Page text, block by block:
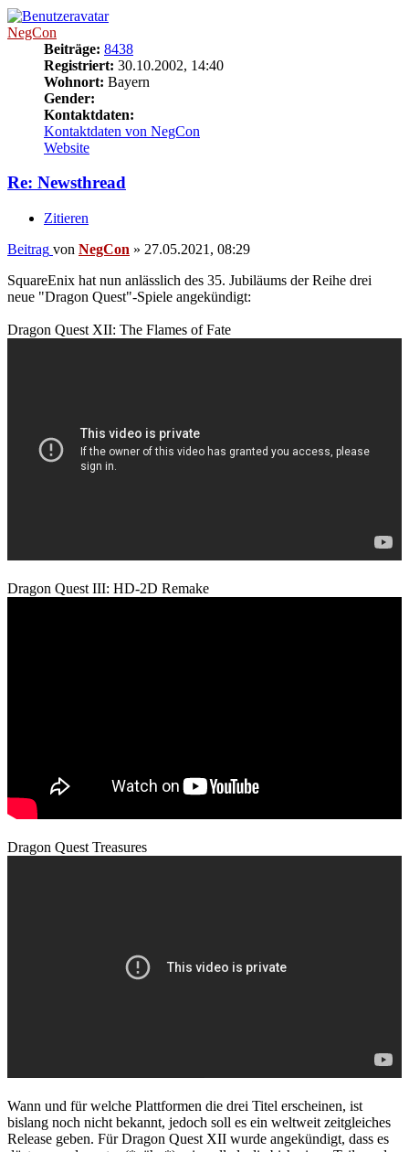
NegCon
Beiträge: 8438
Registriert: 30.10.2002, 14:40
Wohnort: Bayern
Gender:
Kontaktdaten:
Kontaktdaten von NegCon
Website
Re: Newsthread
Zitieren
Beitrag von NegCon » 27.05.2021, 08:29
SquareEnix hat nun anlässlich des 35. Jubiläums der Reihe drei
neue "Dragon Quest"-Spiele angekündigt:
Dragon Quest XII: The Flames of Fate
Dragon Quest III: HD-2D Remake
Dragon Quest Treasures
Wann und für welche Plattformen die drei Titel erscheinen, ist
bislang noch nicht bekannt, jedoch soll es ein weltweit zeitgleiches
Release geben. Für Dragon Quest XII wurde angekündigt, dass es